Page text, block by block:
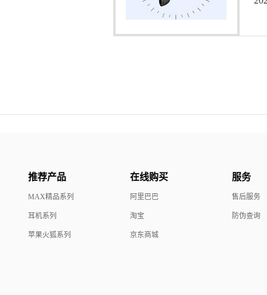
推荐产品
MAX精品系列
耳机系列
苹果火狐系列
在线购买
阿里巴巴
淘宝
京东商城
服务
售后服务
防伪查询